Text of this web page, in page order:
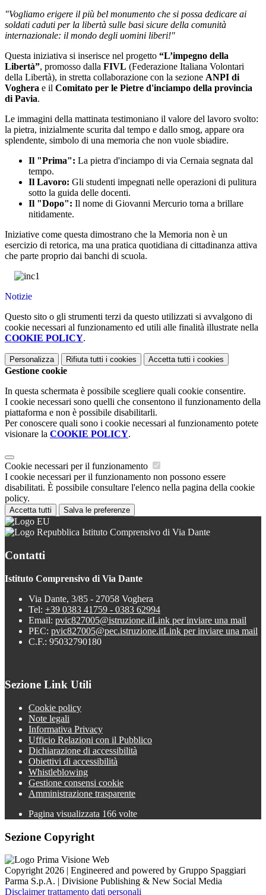
"Vogliamo erigere il più bel monumento che si possa dedicare ai
soldati caduti per la libertà sulle basi sicure della comunità
internazionale: il mondo degli uomini liberi!"
Questa iniziativa si inserisce nel progetto “L’impegno della
Libertà”, promosso dalla FIVL (Federazione Italiana Volontari
della Libertà), in stretta collaborazione con la sezione ANPI di
Voghera e il Comitato per le Pietre d'inciampo della provincia
di Pavia.
Le immagini della mattinata testimoniano il valore del lavoro svolto:
la pietra, inizialmente scurita dal tempo e dallo smog, appare ora
splendente, simbolo di una memoria che non vuole sbiadire.
Il "Prima": La pietra d'inciampo di via Cernaia segnata dal
tempo.
Il Lavoro: Gli studenti impegnati nelle operazioni di pulitura
sotto la guida delle docenti.
Il "Dopo": Il nome di Giovanni Mercurio torna a brillare
nitidamente.
Iniziative come questa dimostrano che la Memoria non è un
esercizio di retorica, ma una pratica quotidiana di cittadinanza attiva
che parte proprio dai banchi di scuola.
Notizie
Questo sito o gli strumenti terzi da questo utilizzati si avvalgono di
cookie necessari al funzionamento ed utili alle finalità illustrate nella
COOKIE POLICY.
Personalizza Rifiuta tutti i cookies Accetta tutti i cookies
Gestione cookie
In questa schermata è possibile scegliere quali cookie consentire.
I cookie necessari sono quelli che consentono il funzionamento della
piattaforma e non è possibile disabilitarli.
Per conoscere quali sono i cookie necessari al funzionamento potete
visionare la COOKIE POLICY.
Cookie necessari per il funzionamento
I cookie necessari per il funzionamento non possono essere
disabilitati. È possibile consultare l'elenco nella pagina della cookie
policy.
Accetta tutti Salva le preferenze
Istituto Comprensivo di Via Dante
Contatti
Istituto Comprensivo di Via Dante
Via Dante, 3/85 - 27058 Voghera
Tel: +39 0383 41759 - 0383 62994
Email: pvic827005@istruzione.itLink per inviare una mail
PEC: pvic827005@pec.istruzione.itLink per inviare una mail
C.F.: 95032790180
Sezione Link Utili
Cookie policy
Note legali
Informativa Privacy
Ufficio Relazioni con il Pubblico
Dichiarazione di accessibilità
Obiettivi di accessibilità
Whistleblowing
Gestione consensi cookie
Amministrazione trasparente
Pagina visualizzata 166 volte
Sezione Copyright
Copyright 2026 | Engineered and powered by Gruppo Spaggiari
Parma S.p.A. | Divisione Publishing & New Social Media
Disclaimer trattamento dati personali